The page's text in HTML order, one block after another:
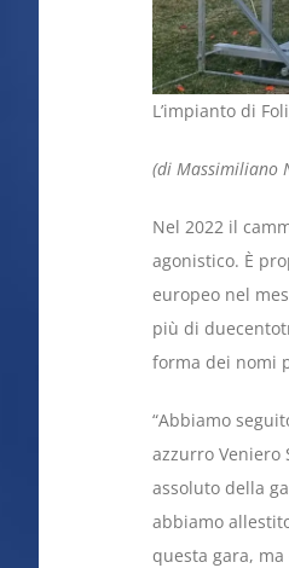
L’impianto di
(di Massimiliano
Nel 2022 il
agonistico. È
europeo nel
più di
forma dei nomi
“Abbiamo
azzurro Veniero
assoluto della
abbiamo
questa gara,